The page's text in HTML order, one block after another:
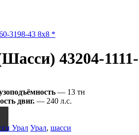
3198-43 8x8 *
43204-
— 13 тн
двиг. — 240 л.с.
Урал Урал, шасси